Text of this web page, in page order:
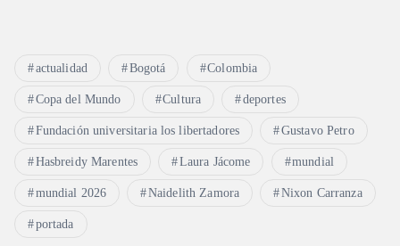
actualidad Bogotá Colombia
Copa del Mundo Cultura deportes
Fundación universitaria los libertadores Gustavo Petro
Hasbreidy Marentes Laura Jácome mundial
mundial 2026 Naidelith Zamora Nixon Carranza
portada